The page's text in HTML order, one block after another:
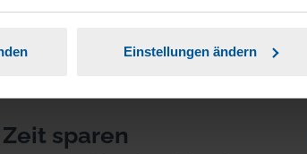
Einstellungen ändern
Zeit sparen